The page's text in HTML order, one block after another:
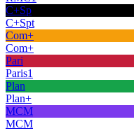
C+Sp
C+Spt
Com+
Com+
Pari
Paris1
Plan
Plan+
MCM
MCM